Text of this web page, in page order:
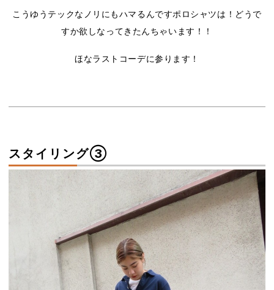
こうゆうテックなノリにもハマるんですポロシャツは！どうで
すか欲しなってきたんちゃいます！！
ほなラストコーデに参ります！
スタイリング➂